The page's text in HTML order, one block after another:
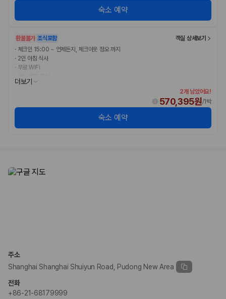
숙소 예약
환불불가 조식포함
객실 상세보기
· 체크인 15:00 ~ 언제든지, 체크아웃 정오 까지
· 2인 아침 식사
· 무료 WiFi
무료 셀프 주차
더보기
2개 남았어요!
570,395원/1박
숙소 예약
주소
Shanghai Shanghai Shuiyun Road, Pudong New Area
전화
+86-21-68179999